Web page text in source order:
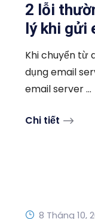
2 lỗi
lý khi gửi
Khi chuyển từ
dụng email
email server ...
Chi tiết
8 Tháng 10,